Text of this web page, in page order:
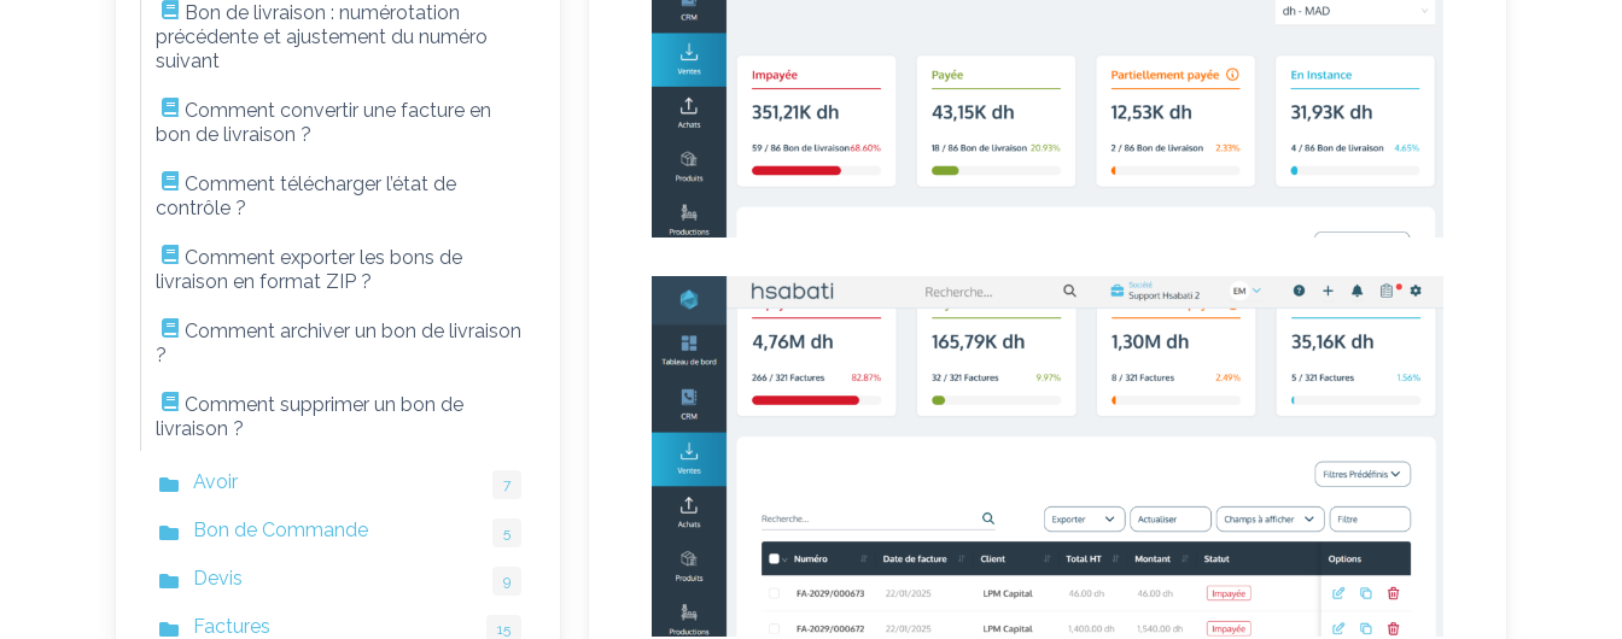
Bon de livraison : numérotation
précédente et ajustement du numéro
suivant
Comment convertir une facture en
bon de livraison ?
Comment télécharger l’état de
contrôle ?
Comment exporter les bons de
livraison en format ZIP ?
Comment archiver un bon de livraison
?
Comment supprimer un bon de
livraison ?
Avoir 7
Bon de Commande 5
Devis 9
Factures 15